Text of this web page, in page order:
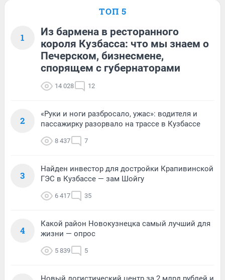
ТОП 5
1
Из бармена в ресторанного
короля Кузбасса: что мы знаем о
Печерском, бизнесмене,
спорящем с губернаторами
14 028 12
2
«Руки и ноги разбросало, ужас»: водителя и
пассажирку разорвало на трассе в Кузбассе
8 437 7
3
Найден инвестор для достройки Крапивинской
ГЭС в Кузбассе — зам Шойгу
6 417 35
4
Какой район Новокузнецка самый лучший для
жизни — опрос
5 839 5